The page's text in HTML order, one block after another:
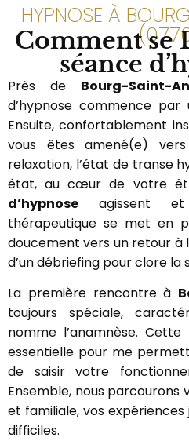
HYPNOSE À
Comment se
séance
Près de Bourg-Saint-
d’hypnose commence par
Ensuite, confortablement
vous êtes amené(e)
relaxation, l’état de transe
état, au cœur de votre
d’hypnose agissent
thérapeutique se met en
doucement vers un retour à
d’un débriefing pour clore la
La première rencontre à
toujours spéciale,
nomme l’anamnèse.
essentielle pour me
de saisir votre
Ensemble, nous
et familiale, vos
difficiles.